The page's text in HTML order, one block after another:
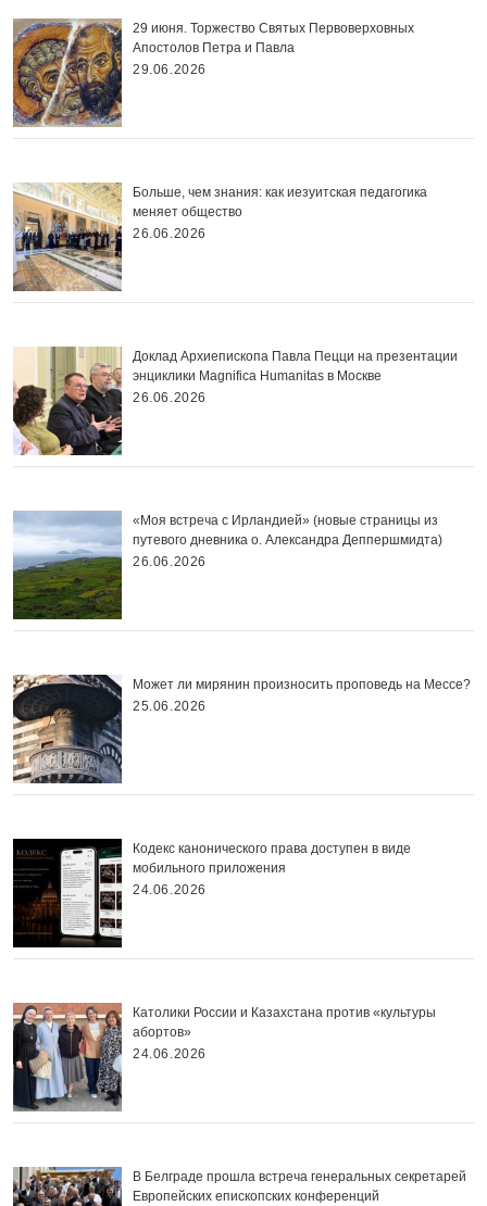
29 июня. Торжество Святых Первоверховных
Апостолов Петра и Павла
29.06.2026
Больше, чем знания: как иезуитская педагогика
меняет общество
26.06.2026
Доклад Архиепископа Павла Пецци на презентации
энциклики Magnifica Нumanitas в Москве
26.06.2026
«Моя встреча с Ирландией» (новые страницы из
путевого дневника о. Александра Деппершмидта)
26.06.2026
Может ли мирянин произносить проповедь на Мессе?
25.06.2026
Кодекс канонического права доступен в виде
мобильного приложения
24.06.2026
Католики России и Казахстана против «культуры
абортов»
24.06.2026
В Белграде прошла встреча генеральных секретарей
Европейских епископских конференций